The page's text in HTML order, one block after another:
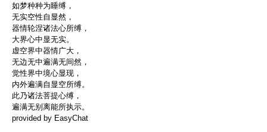
如梦种种为睡缚，
无实空性自显然，
器情轮涅诸法心所缚，
大界心中显无实。
虚空界中器情广大，
无边无中遍满无间然，
觉性界中境心显现，
内外遍满自显空所缚。
此乃诸法菩提心缚，
遍满无别离能所执示。
provided by EasyChat